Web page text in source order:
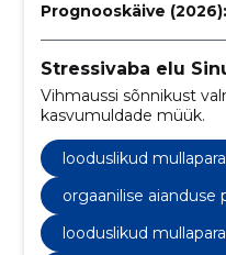
Prognooskäive (2026):
Stressivaba elu
Vihmaussi sõnnikust
kasvumuldade müük.
looduslikud
orgaanilise aianduse
looduslikud